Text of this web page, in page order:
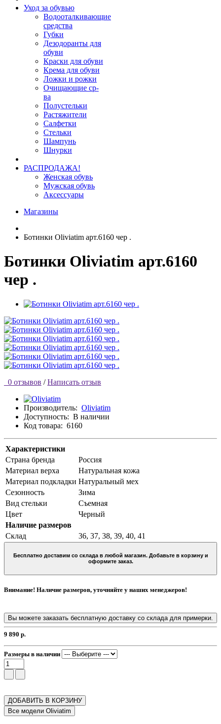
Уход за обувью
Водооталкивающие
средства
Губки
Дезодоранты для
обуви
Краски для обуви
Крема для обуви
Ложки и рожки
Очищающие ср-
ва
Полустельки
Растяжители
Салфетки
Стельки
Шампунь
Шнурки
РАСПРОДАЖА!
Женская обувь
Мужская обувь
Аксессуары
Магазины
Ботинки Oliviatim арт.6160 чер .
Ботинки Oliviatim арт.6160
чер .
0 отзывов / Написать отзыв
Производитель: Oliviatim
Доступность: В наличии
Код товара: 6160
Характеристики
Страна бренда
Россия
Материал верха
Натуральная кожа
Материал подкладки Натуральный мех
Сезонность
Зима
Вид стельки
Съемная
Цвет
Черный
Наличие размеров
Склад
36, 37, 38, 39, 40, 41
Бесплатно доставим со склада в любой магазин. Добавьте в корзину и
оформите заказ.
Внимание! Наличие размеров, уточняйте у наших менеджеров!
Вы можете заказать бесплатную доставку со склада для примерки.
9 890 р.
Размеры в наличии
ДОБАВИТЬ В КОРЗИНУ